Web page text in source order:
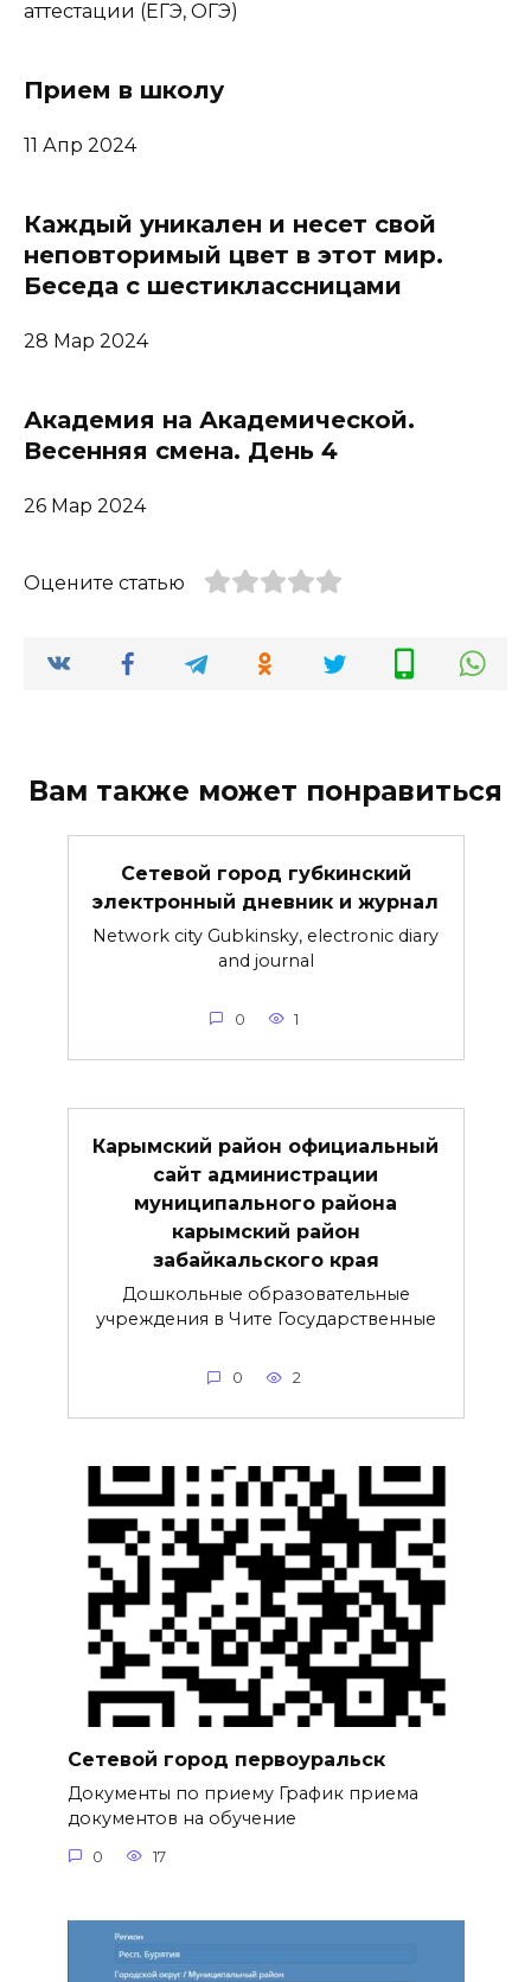
аттестации (ЕГЭ, ОГЭ)
Прием в школу
11 Апр 2024
Каждый уникален и несет свой
неповторимый цвет в этот мир.
Беседа с шестиклассницами
28 Мар 2024
Академия на Академической.
Весенняя смена. День 4
26 Мар 2024
Оцените статью
Вам также может понравиться
Сетевой город губкинский
электронный дневник и журнал
Network city Gubkinsky, electronic diary
and journal
0 1
Карымский район официальный
сайт администрации
муниципального района
карымский район
забайкальского края
Дошкольные образовательные
учреждения в Чите Государственные
0 2
Сетевой город первоуральск
Документы по приему График приема
документов на обучение
0 17